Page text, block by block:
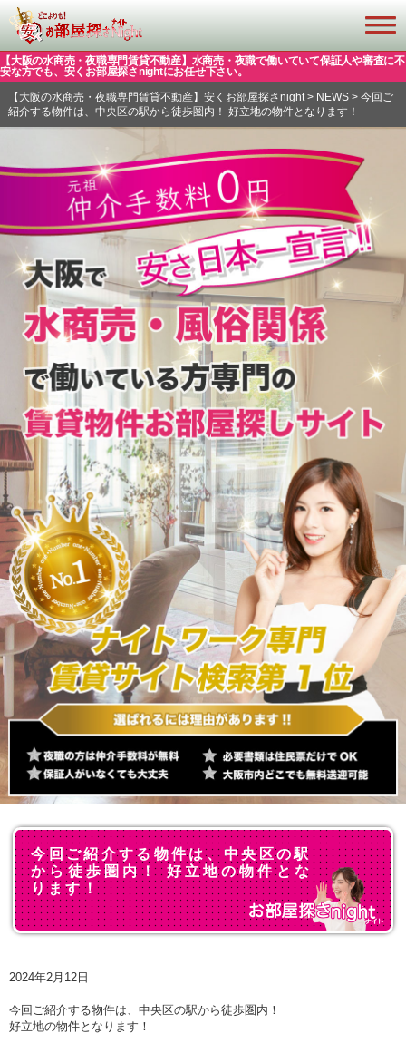
【大阪の水商売・夜職専門賃貸不動産】水商売・夜職で働いていて保証人や審査に不
安な方でも、安くお部屋探さnightにお任せ下さい。
【大阪の水商売・夜職専門賃貸不動産】安くお部屋探さnight> NEWS> 今回ご
紹介する物件は、中央区の駅から徒歩圏内！ 好立地の物件となります！
今回ご紹介する物件は、中央区の駅
から徒歩圏内！ 好立地の物件とな
ります！
2024年2月12日
今回ご紹介する物件は、中央区の駅から徒歩圏内！
好立地の物件となります！